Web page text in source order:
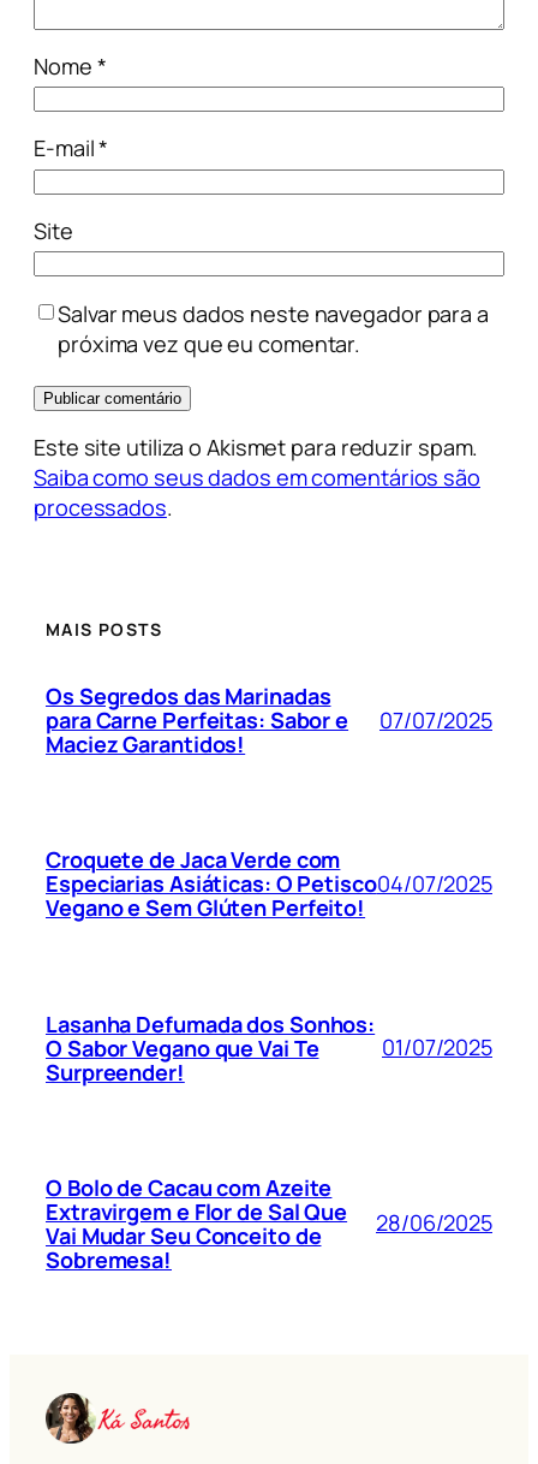
Nome *
E-mail*
Site
Salvar meus dados neste navegador para a
próxima vez que eu comentar.
Este site utiliza o Akismet para reduzir spam.
Saiba como seus dados em comentários são
processados.
MAIS POSTS
Os Segredos das Marinadas
para Carne Perfeitas: Sabor e
Maciez Garantidos!
07/07/2025
Croquete de Jaca Verde com
Especiarias Asiáticas: O Petisco
Vegano e Sem Glúten Perfeito!
04/07/2025
Lasanha Defumada dos Sonhos:
O Sabor Vegano que Vai Te
Surpreender!
01/07/2025
O Bolo de Cacau com Azeite
Extravirgem e Flor de Sal Que
Vai Mudar Seu Conceito de
Sobremesa!
28/06/2025